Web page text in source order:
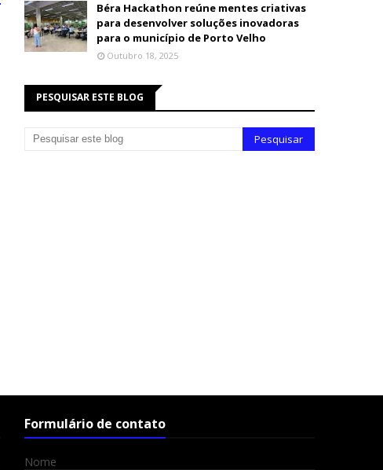
Béra Hackathon reúne mentes criativas
para desenvolver soluções inovadoras
para o município de Porto Velho
Outubro 18, 2025
PESQUISAR ESTE BLOG
Formulário de contato
Nome